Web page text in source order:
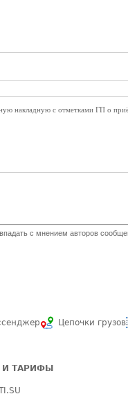
накладную с отметками ГП о
с мнением авторов
Цепочки грузов
И ТАРИФЫ